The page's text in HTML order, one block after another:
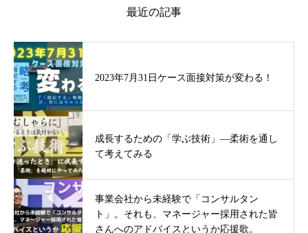
最近の記事
2023年7月31日ケース面接対策が変わる！
成長するための「学ぶ技術」—柔術を通し
て考えてみる
事業会社から未経験で「コンサルタン
ト」。それも、マネージャー採用された皆
さんへのアドバイスというか応援歌。